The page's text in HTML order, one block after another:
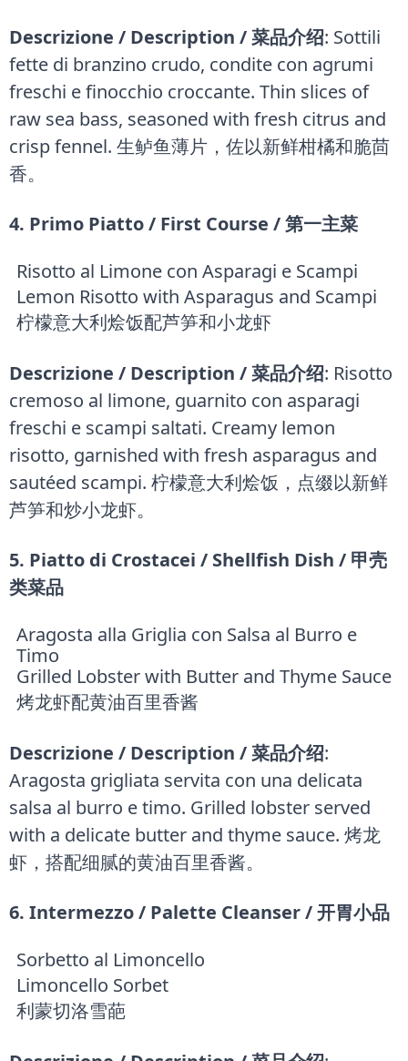
Descrizione / Description / 菜品介绍: Sottili
fette di branzino crudo, condite con agrumi
freschi e finocchio croccante. Thin slices of
raw sea bass, seasoned with fresh citrus and
crisp fennel. 生鲈鱼薄片，佐以新鲜柑橘和脆茴
香。
4. Primo Piatto / First Course / 第一主菜
Risotto al Limone con Asparagi e Scampi
Lemon Risotto with Asparagus and Scampi
柠檬意大利烩饭配芦笋和小龙虾
Descrizione / Description / 菜品介绍: Risotto
cremoso al limone, guarnito con asparagi
freschi e scampi saltati. Creamy lemon
risotto, garnished with fresh asparagus and
sautéed scampi. 柠檬意大利烩饭，点缀以新鲜
芦笋和炒小龙虾。
5. Piatto di Crostacei / Shellfish Dish / 甲壳
类菜品
Aragosta alla Griglia con Salsa al Burro e
Timo
Grilled Lobster with Butter and Thyme Sauce
烤龙虾配黄油百里香酱
Descrizione / Description / 菜品介绍:
Aragosta grigliata servita con una delicata
salsa al burro e timo. Grilled lobster served
with a delicate butter and thyme sauce. 烤龙
虾，搭配细腻的黄油百里香酱。
6. Intermezzo / Palette Cleanser / 开胃小品
Sorbetto al Limoncello
Limoncello Sorbet
利蒙切洛雪葩